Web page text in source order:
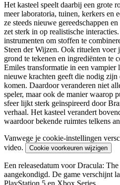
Het kasteel speelt daarbij een grote
meer laboratoria, tuinen, kerkers en
ze steeds nieuwe gereedschappen
zet sterk in op realistische
instrumenten om stoffen te
Steen der Wijzen. Ook rituelen
grond te tekenen en ingrediënten te
Emiles transformatie in een vampier
nieuwe krachten geeft die nodig zijn
komen. Daardoor veranderen niet
speler, maar ook de manier waarop
sfeer lijkt sterk geïnspireerd door
verhaal. Het kasteel verandert
waardoor bekende ruimtes telkens
Vanwege je cookie-instellingen
video.
Cookie voorkeuren wijzigen
Een releasedatum voor Dracula:
aangekondigd. De game verschijnt